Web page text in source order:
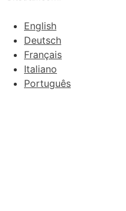
English
Deutsch
Français
Italiano
Português